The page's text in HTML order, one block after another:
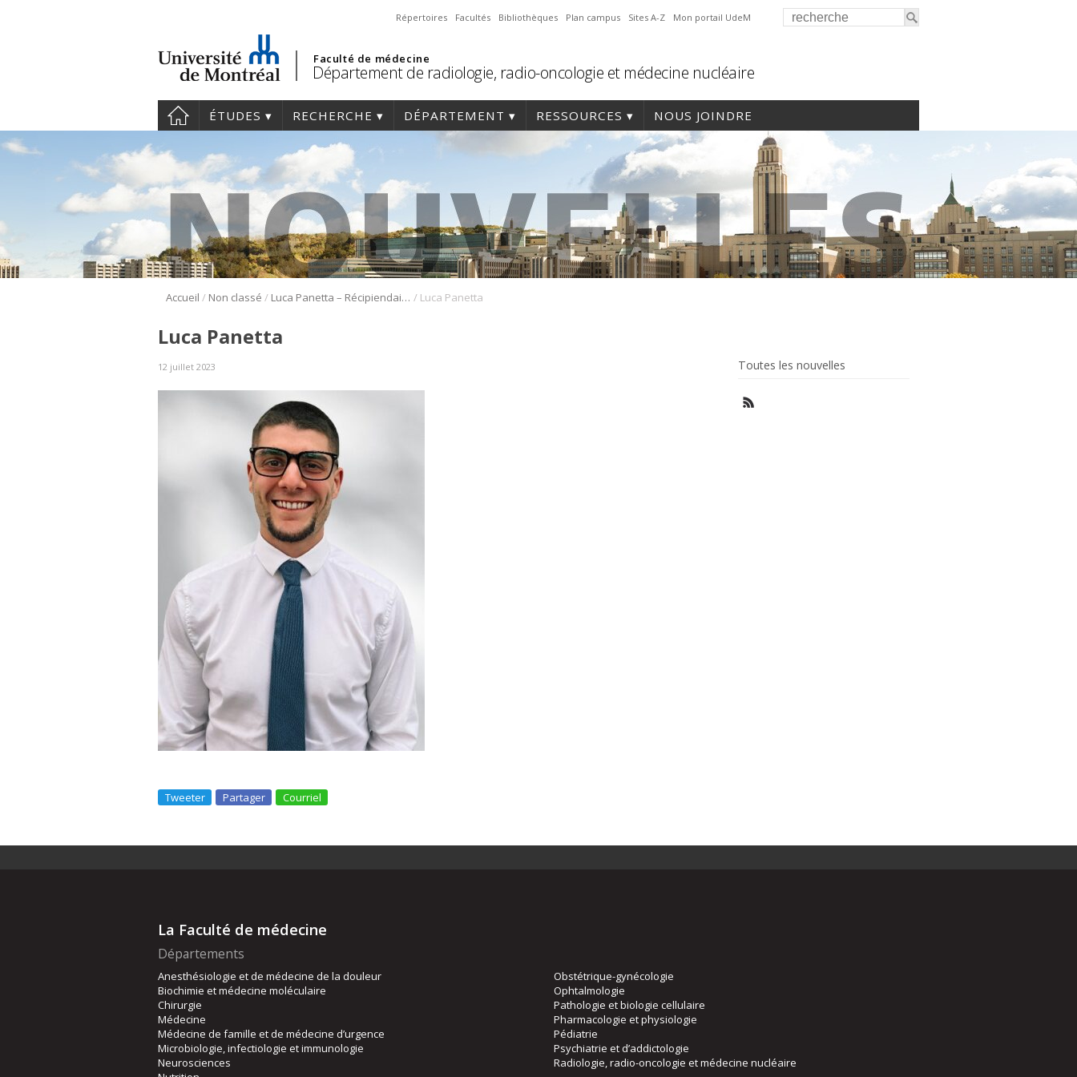
Répertoires Facultés Bibliothèques Plan campus Sites A-Z Mon portail UdeM
Faculté de médecine
Département de radiologie, radio-oncologie et médecine nucléaire
ÉTUDES RECHERCHE DÉPARTEMENT RESSOURCES NOUS JOINDRE
Accueil / Non classé / Luca Panetta – Récipiendaire de la Bourse d’excellence Dr Jacques Saltiel 2023 / Luca Panetta
Toutes les nouvelles
Luca Panetta
12 juillet 2023
Tweeter Partager Courriel
La Faculté de médecine
Départements
Anesthésiologie et de médecine de la douleur
Biochimie et médecine moléculaire
Chirurgie
Médecine
Médecine de famille et de médecine d’urgence
Microbiologie, infectiologie et immunologie
Neurosciences
Obstétrique-gynécologie
Ophtalmologie
Pathologie et biologie cellulaire
Pharmacologie et physiologie
Pédiatrie
Psychiatrie et d’addictologie
Radiologie, radio-oncologie et médecine nucléaire